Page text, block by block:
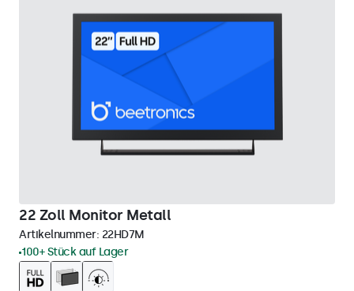
22 Zoll Monitor Metall
Artikelnummer: 22HD7M
100+ Stück auf Lager